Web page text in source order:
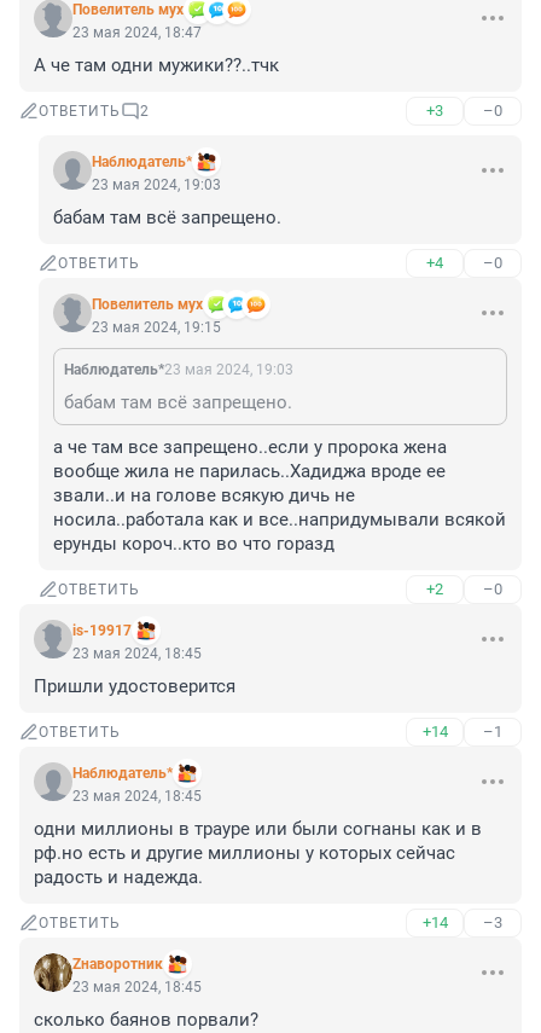
Повелитель мух
23 мая 2024, 18:47
А че там одни мужики??..тчк
ОТВЕТИТЬ 2 +3 –0
Наблюдатель*
23 мая 2024, 19:03
бабам там всё запрещено.
ОТВЕТИТЬ +4 –0
Повелитель мух
23 мая 2024, 19:15
Наблюдатель*23 мая 2024, 19:03
бабам там всё запрещено.
а че там все запрещено..если у пророка жена
вообще жила не парилась..Хадиджа вроде ее
звали..и на голове всякую дичь не
носила..работала как и все..напридумывали всякой
ерунды короч..кто во что горазд
ОТВЕТИТЬ +2 –0
is-19917
23 мая 2024, 18:45
Пришли удостоверится
ОТВЕТИТЬ +14 –1
Наблюдатель*
23 мая 2024, 18:45
одни миллионы в трауре или были согнаны как и в
рф.но есть и другие миллионы у которых сейчас
радость и надежда.
ОТВЕТИТЬ +14 –3
Zнаворотник
23 мая 2024, 18:45
сколько баянов порвали?